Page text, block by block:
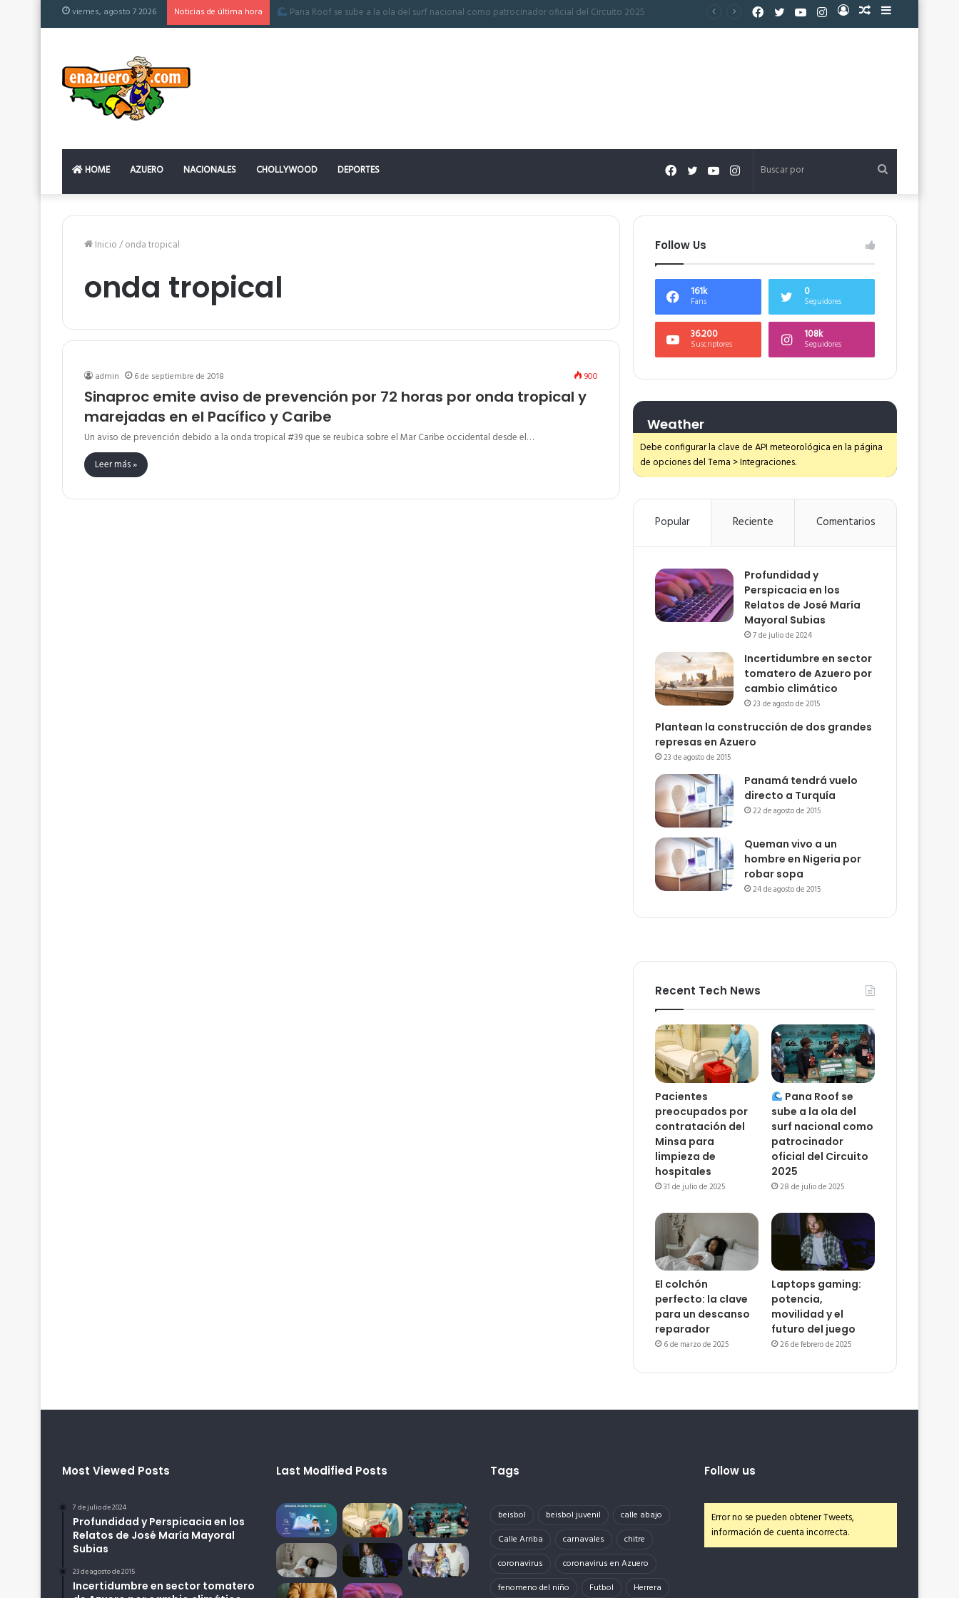
viernes, agosto 7 2026 Noticias de última hora El colchón perfecto: la clave para un descanso reparador
Barra
Publicación
Acceso
Instagram
YouTube
Twitter
Facebook
HOME AZUERO NACIONALES CHOLLYWOOD DEPORTES Buscar
por
Instagram
YouTube
Twitter
Facebook
Inicio/onda tropical
onda tropical
admin 6 de septiembre de 2018 900
Sinaproc emite aviso de prevención por 72 horas por onda tropical y
marejadas en el Pacífico y Caribe
Un aviso de prevención debido a la onda tropical #39 que se reubica sobre el Mar Caribe occidental desde el…
Leer más »
Follow Us
161k
Fans
0
Seguidores
36.200
Suscriptores
108k
Seguidores
Weather
Debe configurar la clave de API meteorológica en la página
de opciones del Tema > Integraciones.
Popular Reciente Comentarios
Profundidad y
Perspicacia en los
Relatos de José María
Mayoral Subias
7 de julio de 2024
Incertidumbre en sector
tomatero de Azuero por
cambio climático
23 de agosto de 2015
Plantean la construcción de dos grandes
represas en Azuero
23 de agosto de 2015
Panamá tendrá vuelo
directo a Turquía
22 de agosto de 2015
Queman vivo a un
hombre en Nigeria por
robar sopa
24 de agosto de 2015
Recent Tech News
Pacientes
preocupados por
contratación del
Minsa para
limpieza de
hospitales
31 de julio de 2025
Pana Roof se
sube a la ola del
surf nacional como
patrocinador
oficial del Circuito
2025
28 de julio de 2025
El colchón
perfecto: la clave
para un descanso
reparador
6 de marzo de 2025
Laptops gaming:
potencia,
movilidad y el
futuro del juego
26 de febrero de 2025
Most Viewed Posts
7 de julio de 2024
Profundidad y Perspicacia en los
Relatos de José María Mayoral
Subias
23 de agosto de 2015
Incertidumbre en sector tomatero
Last Modified Posts Tags
beisbol beisbol juvenil
calle abajo
Calle Arriba
carnavales
chitre
coronavirus
coronavirus en Azuero
fenomeno del niño
Futbol
Herrera
Follow us
Error no se pueden obtener Tweets,
información de cuenta incorrecta.